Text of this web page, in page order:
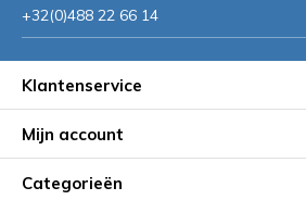
+32(0)488 22 66 14
Klantenservice
Mijn account
Categorieën